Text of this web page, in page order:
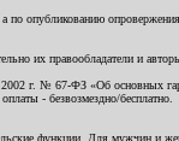
опубликованию
их правообладатели и
г. № 67-ФЗ «Об основных
- безвозмездно/бесплатно.
функции. Для мужчин и